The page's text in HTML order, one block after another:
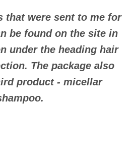
that were sent to me for
be found on the site in
under the heading hair
The package also
product - micellar